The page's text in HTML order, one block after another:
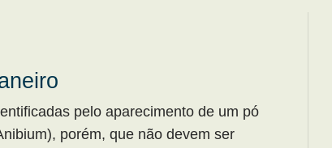
pelo aparecimento de um pó
porém, que não devem ser